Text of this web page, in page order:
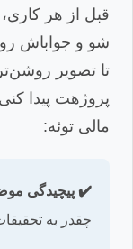
قبل از هر
شو و جواباش
تا تصویر
پروژهت پیدا
مالی توئه:
✔️ پیچیدگی
چقدر به